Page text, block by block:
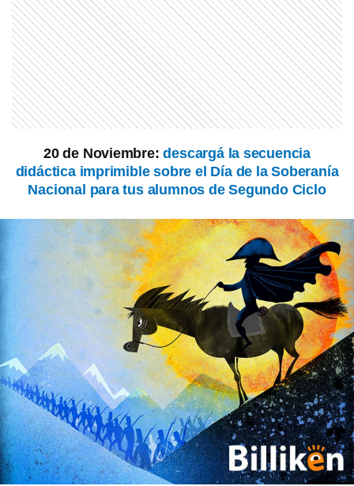
20 de Noviembre:descargá la secuencia
didáctica imprimible sobre el Día de la Soberanía
Nacional para tus alumnos de Segundo Ciclo
MI PAIS
Cuánto mide el Obelisco y por qué es
símbolo de Buenos Aires
MI PAIS
para chicos
MI PAIS
Conocé el nombre completo de
Manuel Belgrano
MI PAIS
¿Cómo era la bandera de la
Confederación Argentina antes de la
creación de la República?
MI PAIS
Conocé el nombre completo de
Manuel Belgrano
HISTORIA